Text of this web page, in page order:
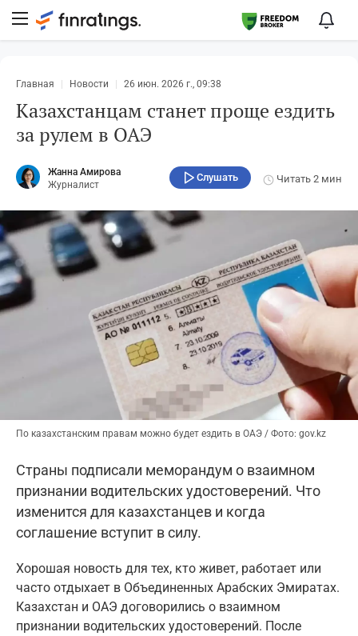
Главная Новости 26 июн. 2026 г., 09:38
Казахстанцам станет проще ездить
за рулем в ОАЭ
Жанна Амирова
Журналист
Слушать Читать 2 мин
По казахстанским правам можно будет ездить в ОАЭ / Фото: gov.kz
Страны подписали меморандум о взаимном
признании водительских удостоверений. Что
изменится для казахстанцев и когда
соглашение вступит в силу.
Хорошая новость для тех, кто живет, работает или
часто отдыхает в Объединенных Арабских Эмиратах.
Казахстан и ОАЭ договорились о взаимном
признании водительских удостоверений. После